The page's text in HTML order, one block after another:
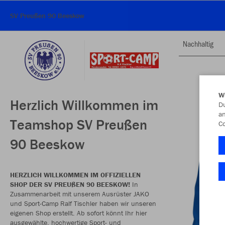
SV Preußen 90 Beeskow
Herzlich Willkommen im
Teamshop SV Preußen
90 Beeskow
HERZLICH WILLKOMMEN IM OFFIZIELLEN
SHOP DER SV PREUßEN 90 BEESKOW! In
Zusammenarbeit mit unserem Ausrüster JAKO
und Sport-Camp Ralf Tischler haben wir unseren
eigenen Shop erstellt. Ab sofort könnt Ihr hier
ausgewählte, hochwertige Sport- und
Nachhaltig